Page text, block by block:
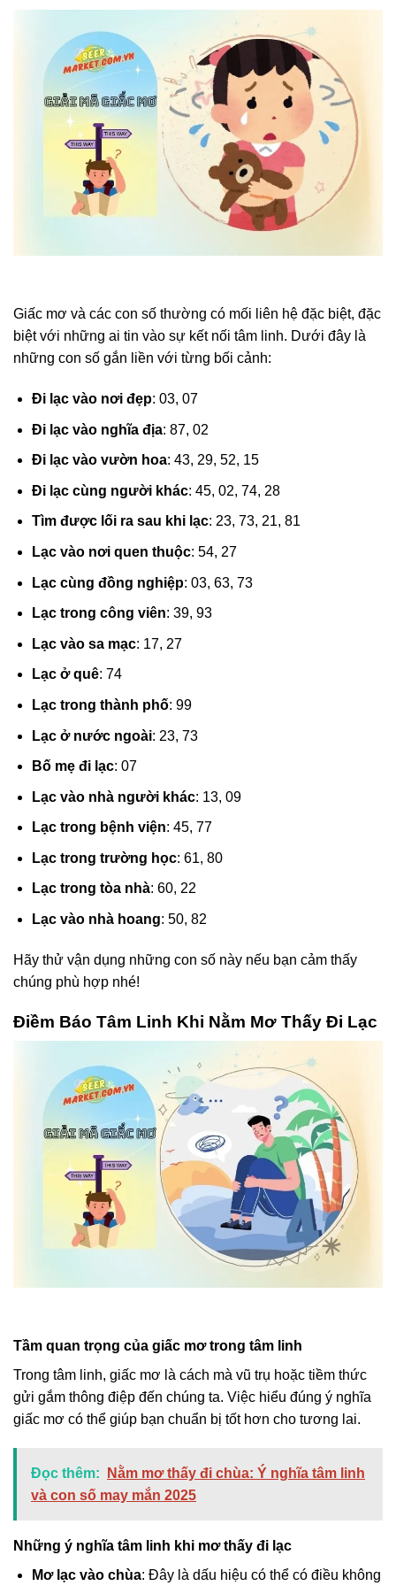
Giấc mơ và các con số thường có mối liên hệ đặc biệt, đặc
biệt với những ai tin vào sự kết nối tâm linh. Dưới đây là
những con số gắn liền với từng bối cảnh:
Đi lạc vào nơi đẹp: 03, 07
Đi lạc vào nghĩa địa: 87, 02
Đi lạc vào vườn hoa: 43, 29, 52, 15
Đi lạc cùng người khác: 45, 02, 74, 28
Tìm được lối ra sau khi lạc: 23, 73, 21, 81
Lạc vào nơi quen thuộc: 54, 27
Lạc cùng đồng nghiệp: 03, 63, 73
Lạc trong công viên: 39, 93
Lạc vào sa mạc: 17, 27
Lạc ở quê: 74
Lạc trong thành phố: 99
Lạc ở nước ngoài: 23, 73
Bố mẹ đi lạc: 07
Lạc vào nhà người khác: 13, 09
Lạc trong bệnh viện: 45, 77
Lạc trong trường học: 61, 80
Lạc trong tòa nhà: 60, 22
Lạc vào nhà hoang: 50, 82
Hãy thử vận dụng những con số này nếu bạn cảm thấy
chúng phù hợp nhé!
Điềm Báo Tâm Linh Khi Nằm Mơ Thấy Đi Lạc
Tầm quan trọng của giấc mơ trong tâm linh
Trong tâm linh, giấc mơ là cách mà vũ trụ hoặc tiềm thức
gửi gắm thông điệp đến chúng ta. Việc hiểu đúng ý nghĩa
giấc mơ có thể giúp bạn chuẩn bị tốt hơn cho tương lai.
Đọc thêm:
Nằm mơ thấy đi chùa: Ý nghĩa tâm linh
và con số may mắn 2025
Những ý nghĩa tâm linh khi mơ thấy đi lạc
Mơ lạc vào chùa: Đây là dấu hiệu có thể có điều không